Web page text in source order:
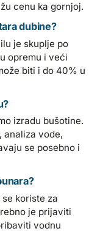
cenu ka gornjoj.
dubine?
je skuplje po
opremu i veći
biti i do 40% u
izradu bušotine.
analiza vode,
se posebno i
koriste za
je prijaviti
vodnu